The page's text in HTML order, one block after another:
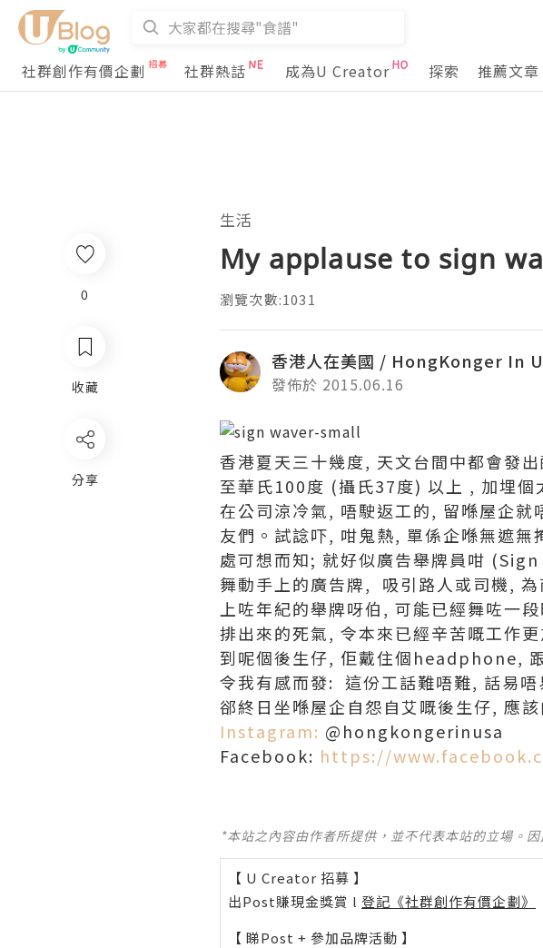
社群創作有價企劃
社群熱話 成為U Creator 探索 推薦文章
生活
My applause to sign
瀏覽次數:1031
香港人在美國 / HongKonger In
發佈於 2015.06.16
香港夏天三十幾度, 天文台間中都會發
至華氏100度 (攝氏37度) 以上 , 加埋
在公司涼冷氣, 唔駛返工的, 留喺屋企
友們。試諗吓, 咁鬼熱, 單係企喺無遮
處可想而知; 就好似廣告舉牌員咁
舞動手上的廣告牌, 吸引路人或司機,
上咗年紀的舉牌呀伯, 可能已經舞咗一
排出來的死氣, 令本來已經辛苦嘅工作
到呢個後生仔, 佢戴住個headphone,
令我有感而發: 這份工話難唔難, 話易
郤終日坐喺屋企自怨自艾嘅後生仔, 應該
Instagram: @hongkongerinusa
Facebook: https://
*本站之內容由作者所提供，並不代表本站的立場。
【 U Creator 招募 】
出Post賺現金獎賞 l 登記《社群創作有價企劃》
【 睇Post + 參加品牌活動 】
0
收藏
分享